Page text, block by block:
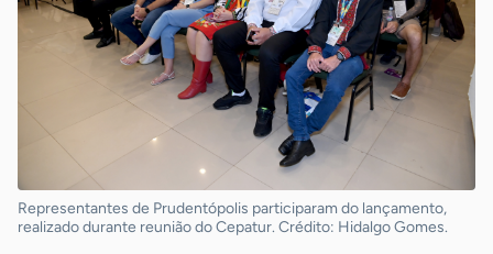
Representantes de Prudentópolis participaram do lançamento,
realizado durante reunião do Cepatur. Crédito: Hidalgo Gomes.